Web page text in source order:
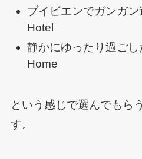
ブイビエンでガンガ
Hotel
静かにゆったり過ご
Home
という感じで選んでもら
す。